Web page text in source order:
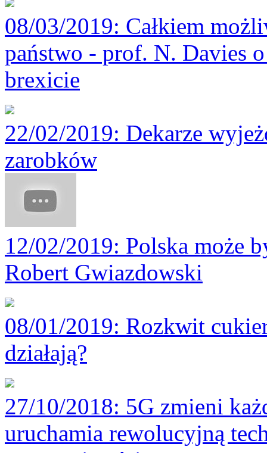
08/03/2019: Całkiem
państwo - prof. N. Davies
brexicie
22/02/2019: Dekarze
zarobków
12/02/2019: Polska może
Robert Gwiazdowski
08/01/2019: Rozkwit
działają?
27/10/2018: 5G zmieni
uruchamia rewolucyjną